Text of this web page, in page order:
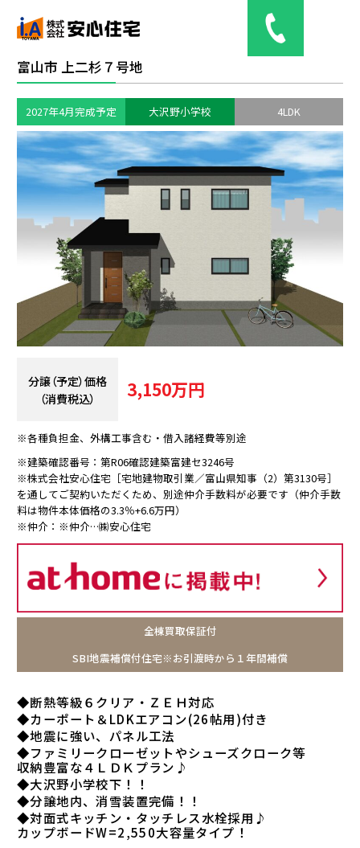
土地情報
分譲（予定）住宅
web見学
会社概要
お問い合わせ
富山市 上二杉７号地
2027年4月完成予定 大沢野小学校 4LDK
分譲（予定）価格
（消費税込）
3,150万円
※各種負担金、外構工事含む・借入諸経費等別途
※建築確認番号：第R06確認建築富建セ3246号
※株式会社安心住宅［宅地建物取引業／富山県知事（2）第3130号］
を通してご契約いただくため、別途仲介手数料が必要です（仲介手数
料は物件本体価格の3.3％+6.6万円）
※仲介：※仲介…㈱安心住宅
全棟買取保証付
SBI地震補償付住宅※お引渡時から１年間補償
◆断熱等級６クリア・ＺＥＨ対応
◆カーポート＆LDKエアコン(26帖用)付き
◆地震に強い、パネル工法
◆ファミリークローゼットやシューズクローク等
収納豊富な４ＬＤＫプラン♪
◆大沢野小学校下！！
◆分譲地内、消雪装置完備！！
◆対面式キッチン・タッチレス水栓採用♪
カップボードW=2,550大容量タイプ！